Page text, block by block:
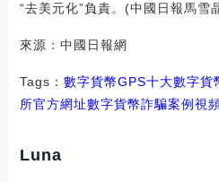
“去美元化”負責。(中國日報馬雪
來源：中國日報網
Tags： 數字貨幣GPS十大數字貨
所官方網址數字貨幣詐騙案例視
Luna